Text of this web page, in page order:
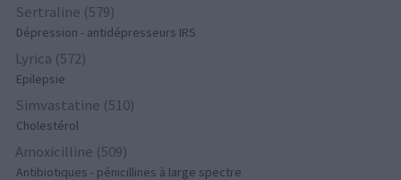
Sertraline (579)
Dépression - antidépresseurs IRS
Lyrica (572)
Epilepsie
Simvastatine (510)
Cholestérol
Amoxicilline (509)
Antibiotiques - pénicillines à large spectre